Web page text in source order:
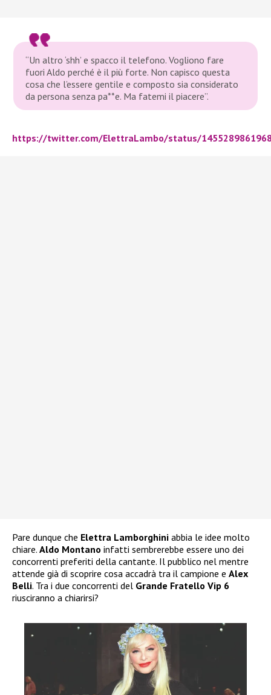
“Un altro ‘shh’ e spacco il telefono. Vogliono fare
fuori Aldo perché è il più forte. Non capisco questa
cosa che l’essere gentile e composto sia considerato
da persona senza pa**e. Ma fatemi il piacere”.
https://twitter.com/ElettraLambo/status/
Pare dunque che Elettra Lamborghini abbia le idee molto
chiare. Aldo Montano infatti sembrerebbe essere uno dei
concorrenti preferiti della cantante. Il pubblico nel mentre
attende già di scoprire cosa accadrà tra il campione e Alex
Belli. Tra i due concorrenti del Grande Fratello Vip 6
riusciranno a chiarirsi?